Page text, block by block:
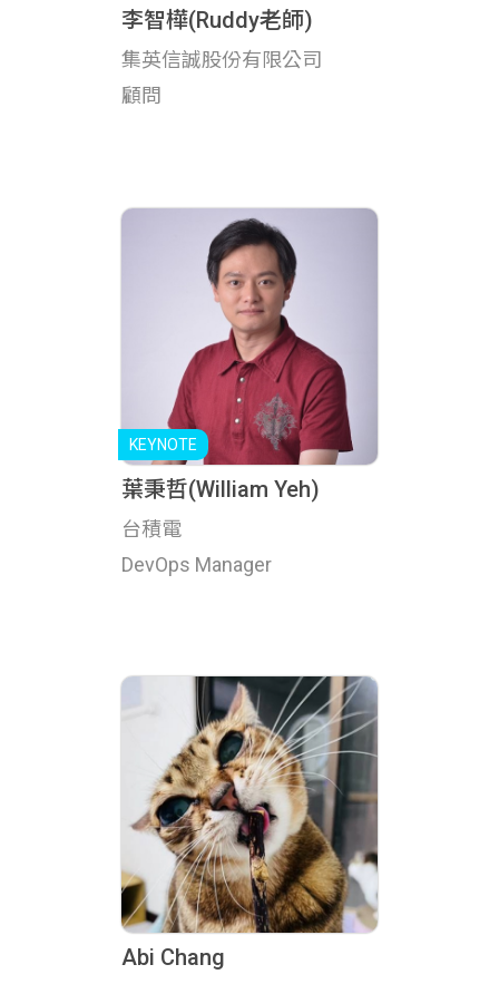
李智樺(Ruddy老師)
集英信誠股份有限公司
顧問
葉秉哲(William Yeh)
台積電
DevOps Manager
Abi Chang